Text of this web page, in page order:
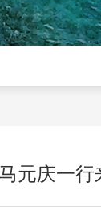
元庆一行